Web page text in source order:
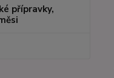
přípravky,